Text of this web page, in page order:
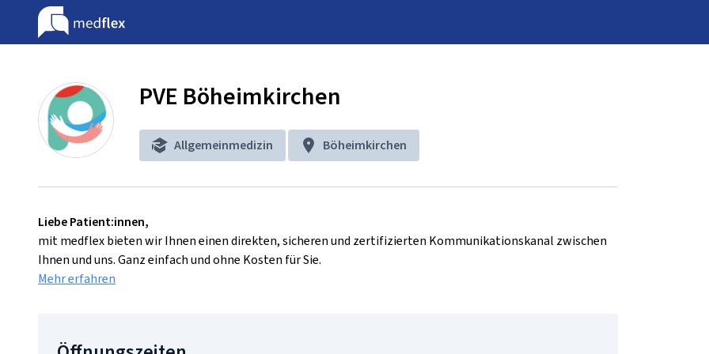
PVE Böheimkirchen
Allgemeinmedizin Böheimkirchen
Liebe Patient:innen,
mit medflex bieten wir Ihnen einen direkten, sicheren und zertifizierten Kommunikationskanal zwischen
Ihnen und uns. Ganz einfach und ohne Kosten für Sie.
Mehr erfahren